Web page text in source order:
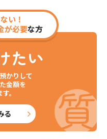
い！
が必要な方
たい
かりして
金額を
。
る